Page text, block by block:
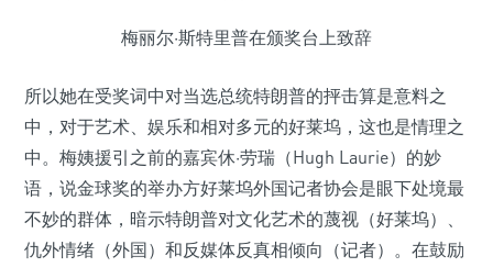
梅丽尔·斯特里普在颁奖台上致辞
所以她在受奖词中对当选总统特朗普的抨击算是意料之
中，对于艺术、娱乐和相对多元的好莱坞，这也是情理之
中。梅姨援引之前的嘉宾休·劳瑞（Hugh Laurie）的妙
语，说金球奖的举办方好莱坞外国记者协会是眼下处境最
不妙的群体，暗示特朗普对文化艺术的蔑视（好莱坞）、
仇外情绪（外国）和反媒体反真相倾向（记者）。在鼓励